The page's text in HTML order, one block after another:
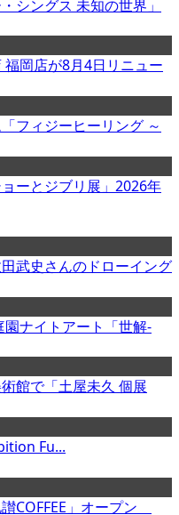
シングス 未知の世界」
岡店が8月4日リニュー
フィジーヒーリング ～
ーとジブリ展」2026年
武史さんのドローイング
ナイトアート「世解-
館で「土屋未久 個展
Fu...
COFFEE」オープン